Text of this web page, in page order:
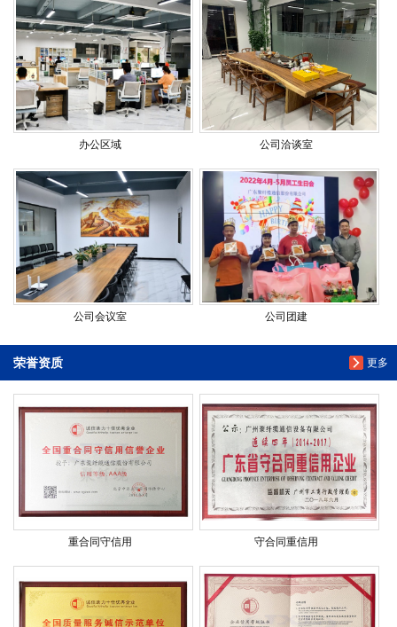
办公区域 公司洽谈室
公司会议室 公司团建
更多
荣誉资质
重合同守信用 守合同重信用